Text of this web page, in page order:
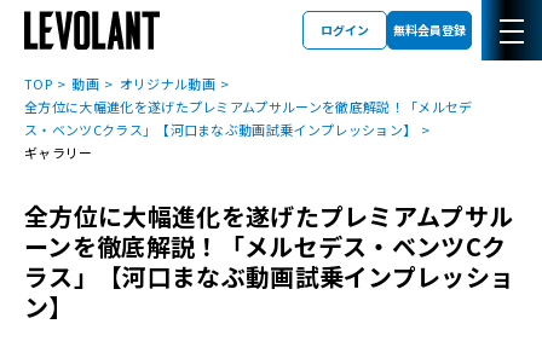
ログイン 無料会員登録
TOP 動画
オリジナル動画
全方位に大幅進化を遂げたプレミアムプサルーンを徹底解説！「メルセデ
ス・ベンツCクラス」【河口まなぶ動画試乗インプレッション】
ギャラリー
全方位に大幅進化を遂げたプレミアムプサル
ーンを徹底解説！「メルセデス・ベンツCク
ラス」【河口まなぶ動画試乗インプレッショ
ン】